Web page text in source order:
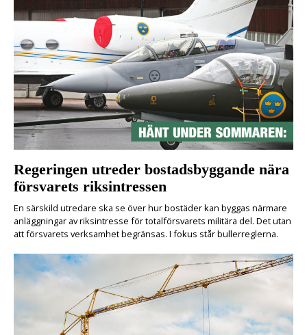
Regeringen utreder bostadsbyggande nära
försvarets riksintressen
En särskild utredare ska se över hur bostäder kan byggas närmare
anläggningar av riksintresse för totalförsvarets militära del. Det utan
att försvarets verksamhet begränsas. I fokus står bullerreglerna.